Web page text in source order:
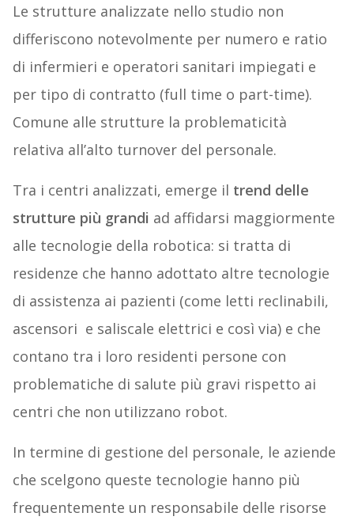
Le strutture analizzate nello studio non
differiscono notevolmente per numero e ratio
di infermieri e operatori sanitari impiegati e
per tipo di contratto (full time o part-time).
Comune alle strutture la problematicità
relativa all’alto turnover del personale.
Tra i centri analizzati, emerge il trend delle
strutture più grandi ad affidarsi maggiormente
alle tecnologie della robotica: si tratta di
residenze che hanno adottato altre tecnologie
di assistenza ai pazienti (come letti reclinabili,
ascensori e saliscale elettrici e così via) e che
contano tra i loro residenti persone con
problematiche di salute più gravi rispetto ai
centri che non utilizzano robot.
In termine di gestione del personale, le aziende
che scelgono queste tecnologie hanno più
frequentemente un responsabile delle risorse